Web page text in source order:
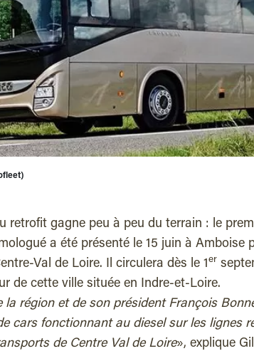
retrofit gagne peu à peu du terrain : le
a été présenté le 15 juin à Amboise
Val de Loire. Il circulera dès le 1er
de cette ville située en Indre-et-Loire.
la région et de son président François
cars fonctionnant au diesel sur les lignes
de Centre Val de Loire», explique